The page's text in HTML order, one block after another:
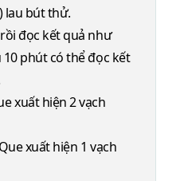
lau bút thử.
đọc kết quả như
phút có thể đọc kết
xuất hiện 2 vạch
xuất hiện 1 vạch